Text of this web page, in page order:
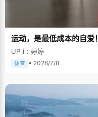
运动，是最低成本的自爱！
UP主: 婷婷
体育 • 2026/7/8